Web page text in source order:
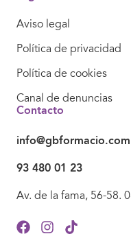
Aviso legal
Política de privacidad
Política de cookies
Canal de denuncias
Contacto
info@gbformacio.com
93 480 01 23
Av. de la fama, 56-58.